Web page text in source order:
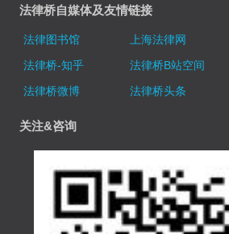
法律桥自媒体及友情链接
法律图书馆 上海法律网
法律桥-知乎
法律桥B站空间
法律桥微博
法律桥头条
关注&咨询